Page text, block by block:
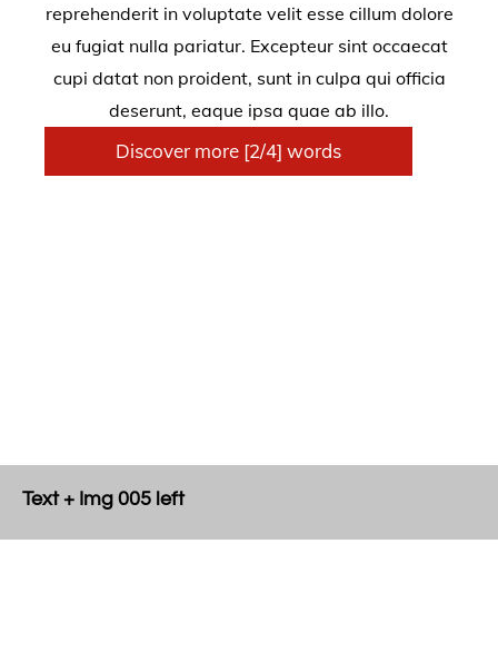
reprehenderit in voluptate velit esse cillum dolore
eu fugiat nulla pariatur. Excepteur sint occaecat
cupi datat non proident, sunt in culpa qui officia
deserunt, eaque ipsa quae ab illo.
Discover more [2/4] words
Text + Img 005 left